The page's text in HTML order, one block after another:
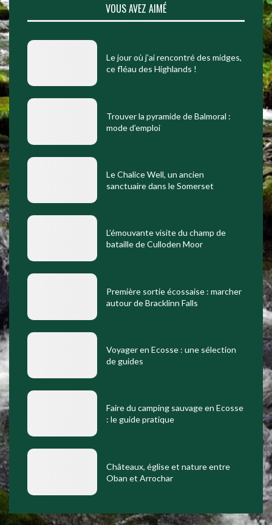
VOUS AVEZ AIMÉ
Le jour où j’ai rencontré des midges,
ce fléau des Highlands !
Trouver la pyramide de Balmoral :
mode d’emploi
Le Chalice Well, un ancien
sanctuaire dans le Somerset
L’émouvante visite du champ de
bataille de Culloden Moor
Première sortie écossaise : marcher
autour de Bracklinn Falls
Voyager en Ecosse : une sélection
de guides
Faire du camping sauvage en Ecosse
: le guide pratique
Châteaux, église et nature entre
Oban et Arrochar